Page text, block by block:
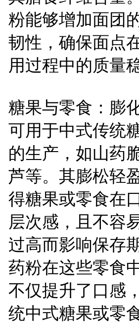
粉能够增加面团
韧性，确保面点
用过程中的质量
糖果与零食：膨
可用于中式传统
的生产，如山药
芦等。其膨松轻
得糖果或零食在
层次感，且不容
过高而影响保存
药粉在这些零食
不仅提升了口感
统中式糖果或零